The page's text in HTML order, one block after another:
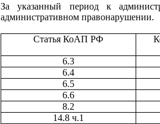
За указанный период к
административном правонарушении.
Статья КоАП РФ
6.3
6.4
6.5
6.6
8.2
14.8 ч.1